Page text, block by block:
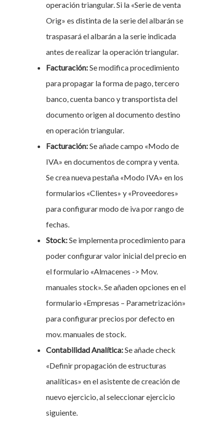
operación triangular. Si la «Serie de venta
Orig» es distinta de la serie del albarán se
traspasará el albarán a la serie indicada
antes de realizar la operación triangular.
Facturación:Se modifica procedimiento
para propagar la forma de pago, tercero
banco, cuenta banco y transportista del
documento origen al documento destino
en operación triangular.
Facturación:Se añade campo «Modo de
IVA» en documentos de compra y venta.
Se crea nueva pestaña «Modo IVA» en los
formularios «Clientes» y «Proveedores»
para configurar modo de iva por rango de
fechas.
Stock:Se implementa procedimiento para
poder configurar valor inicial del precio en
el formulario «Almacenes -> Mov.
manuales stock». Se añaden opciones en el
formulario «Empresas – Parametrización»
para configurar precios por defecto en
mov. manuales de stock.
Contabilidad Analítica:Se añade check
«Definir propagación de estructuras
analíticas» en el asistente de creación de
nuevo ejercicio, al seleccionar ejercicio
siguiente.